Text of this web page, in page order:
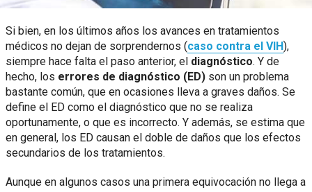
Si bien, en los últimos años los avances en tratamientos
médicos no dejan de sorprendernos (caso contra el VIH),
siempre hace falta el paso anterior, el diagnóstico. Y de
hecho, los errores de diagnóstico (ED) son un problema
bastante común, que en ocasiones lleva a graves daños. Se
define el ED como el diagnóstico que no se realiza
oportunamente, o que es incorrecto. Y además, se estima que
en general, los ED causan el doble de daños que los efectos
secundarios de los tratamientos.
Aunque en algunos casos una primera equivocación no llega a